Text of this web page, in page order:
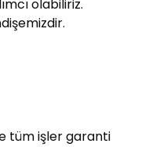
olabiliriz.
tüm işler garanti